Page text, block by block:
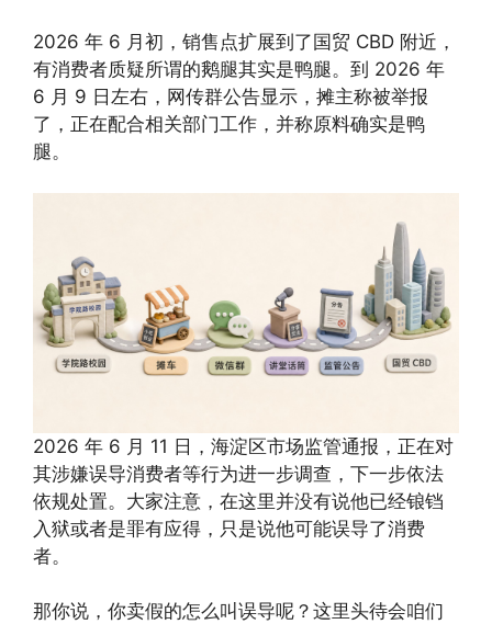
2026 年 6 月初，销售点扩展到了国贸 CBD 附近，
有消费者质疑所谓的鹅腿其实是鸭腿。到 2026 年
6 月 9 日左右，网传群公告显示，摊主称被举报
了，正在配合相关部门工作，并称原料确实是鸭
腿。
2026 年 6 月 11 日，海淀区市场监管通报，正在对
其涉嫌误导消费者等行为进一步调查，下一步依法
依规处置。大家注意，在这里并没有说他已经锒铛
入狱或者是罪有应得，只是说他可能误导了消费
者。
那你说，你卖假的怎么叫误导呢？这里头待会咱们